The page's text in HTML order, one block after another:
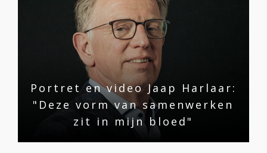
Portret en video Jaap Harlaar:
"Deze vorm van samenwerken
zit in mijn bloed"